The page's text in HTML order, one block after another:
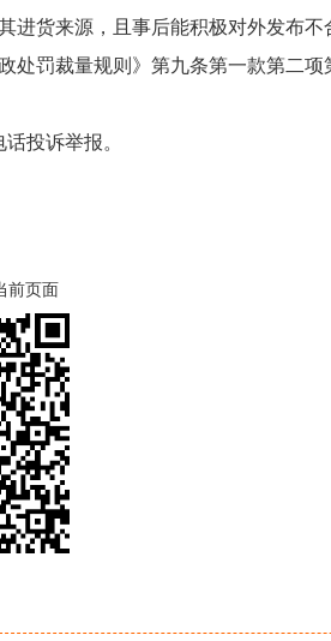
进货来源，且事后能积极对外发布
处罚裁量规则》第九条第一款第二
投诉举报。
前页面